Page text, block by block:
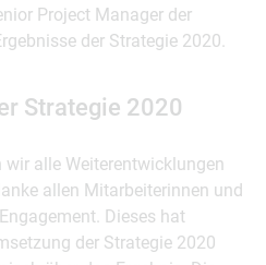
Project Manager der
der Strategie 2020.
Strategie 2020
alle Weiterentwicklungen
allen Mitarbeiterinnen und
Dieses hat
der Strategie 2020